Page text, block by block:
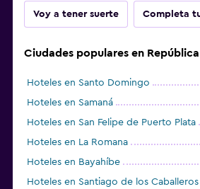
Voy a tener suerte Completa
Ciudades populares en
Hoteles en Santo Domingo
Hoteles en Samaná
Hoteles en San Felipe de Puerto Plata
Hoteles en La Romana
Hoteles en Bayahíbe
Hoteles en Santiago de los Caballeros